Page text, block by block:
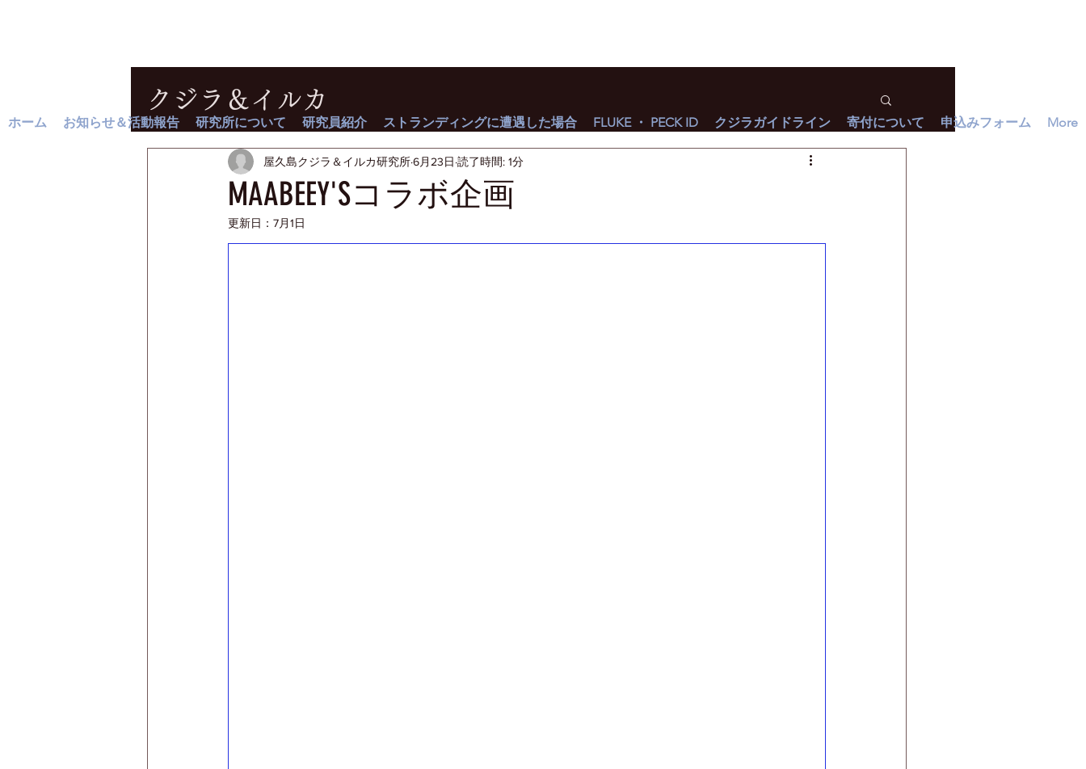
クジラ＆イルカ
MAABEEY'Sコラボ企画
屋久島クジラ＆イルカ研究所6月23日 読了時間: 1分
更新日： 7月1日
ホーム お知らせ＆活動報告 研究所について 研究員紹介 ストランディングに遭遇した場合 FLUKE ・ PECK ID クジラガイドライン 寄付について 申込みフォーム More